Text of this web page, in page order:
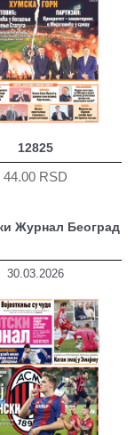
12825
44.00 RSD
Журнал Београд
30.03.2026